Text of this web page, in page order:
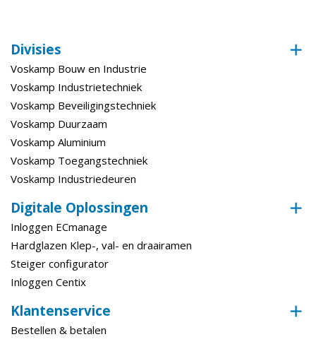
Divisies
Voskamp Bouw en Industrie
Voskamp Industrietechniek
Voskamp Beveiligingstechniek
Voskamp Duurzaam
Voskamp Aluminium
Voskamp Toegangstechniek
Voskamp Industriedeuren
Digitale Oplossingen
Inloggen ECmanage
Hardglazen Klep-, val- en draairamen
Steiger configurator
Inloggen Centix
Klantenservice
Bestellen & betalen